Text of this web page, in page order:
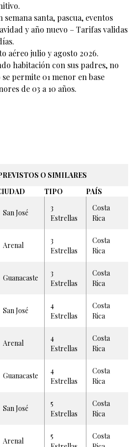
santa, pascua, eventos
y año nuevo – Tarifas validas
aéreo julio y agosto 2026.
habitación con sus padres, no
permite 01 menor en base
de 03 a 10 años.
O SIMILARES
TIPO
PAÍS
San José
3
Estrellas
Costa
Rica
Arenal
3
Estrellas
Costa
Rica
Guanacaste
3
Estrellas
Costa
Rica
San José
4
Estrellas
Costa
Rica
Arenal
4
Estrellas
Costa
Rica
Guanacaste
4
Estrellas
Costa
Rica
San José
5
Estrellas
Costa
Rica
Arenal
5
Costa